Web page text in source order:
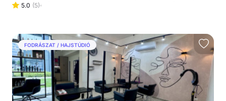
5.0 (5)
FODRÁSZAT / HAJSTÚDIÓ